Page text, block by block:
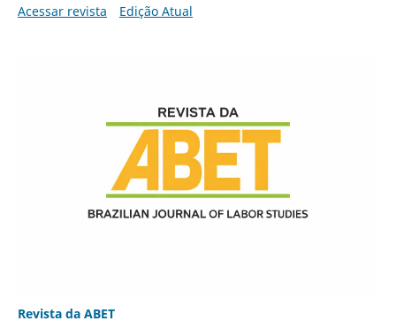
Acessar revista Edição Atual
Revista da ABET